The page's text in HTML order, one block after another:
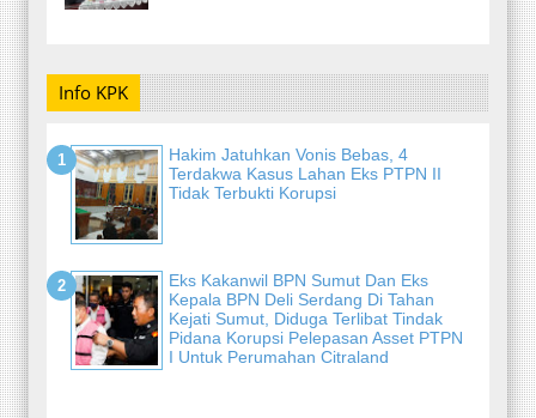
Info KPK
Hakim Jatuhkan Vonis Bebas, 4
Terdakwa Kasus Lahan Eks PTPN II
Tidak Terbukti Korupsi
Eks Kakanwil BPN Sumut Dan Eks
Kepala BPN Deli Serdang Di Tahan
Kejati Sumut, Diduga Terlibat Tindak
Pidana Korupsi Pelepasan Asset PTPN
I Untuk Perumahan Citraland